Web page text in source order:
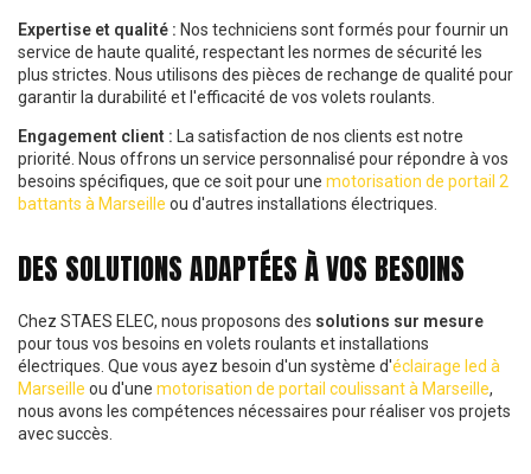
Expertise et qualité : Nos techniciens sont formés pour fournir un
service de haute qualité, respectant les normes de sécurité les
plus strictes. Nous utilisons des pièces de rechange de qualité pour
garantir la durabilité et l'efficacité de vos volets roulants.
Engagement client : La satisfaction de nos clients est notre
priorité. Nous offrons un service personnalisé pour répondre à vos
besoins spécifiques, que ce soit pour une motorisation de portail 2
battants à Marseille ou d'autres installations électriques.
DES SOLUTIONS ADAPTÉES À VOS BESOINS
Chez STAES ELEC, nous proposons des solutions sur mesure
pour tous vos besoins en volets roulants et installations
électriques. Que vous ayez besoin d'un système d'éclairage led à
Marseille ou d'une motorisation de portail coulissant à Marseille,
nous avons les compétences nécessaires pour réaliser vos projets
avec succès.